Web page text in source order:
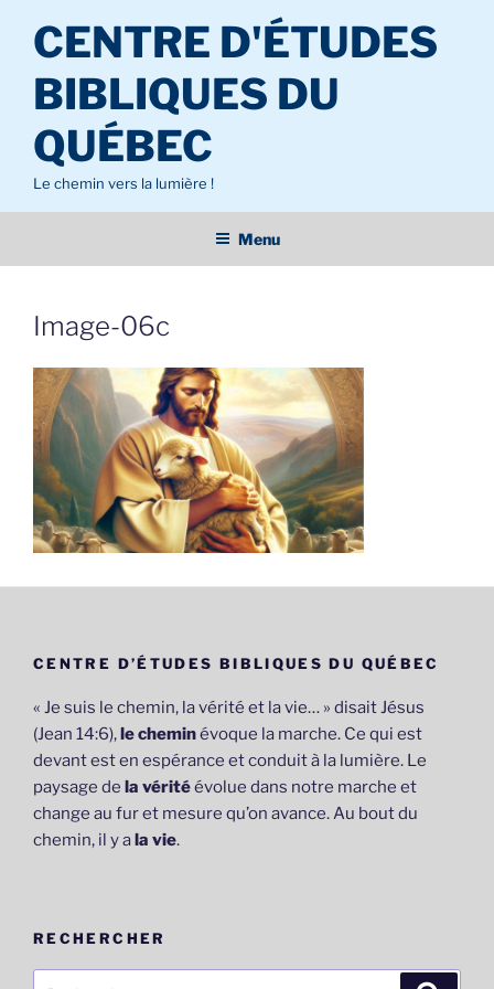
contenu
principal
CENTRE D'ÉTUDES
BIBLIQUES DU
QUÉBEC
Le chemin vers la lumière !
Menu
Image-06c
CENTRE D’ÉTUDES BIBLIQUES DU QUÉBEC
« Je suis le chemin, la vérité et la vie… » disait Jésus
(Jean 14:6),le cheminévoque la marche. Ce qui est
devant est en espérance et conduit à la lumière. Le
paysage de la véritéévolue dans notre marche et
change au fur et mesure qu’on avance. Au bout du
chemin, il y ala vie.
RECHERCHER